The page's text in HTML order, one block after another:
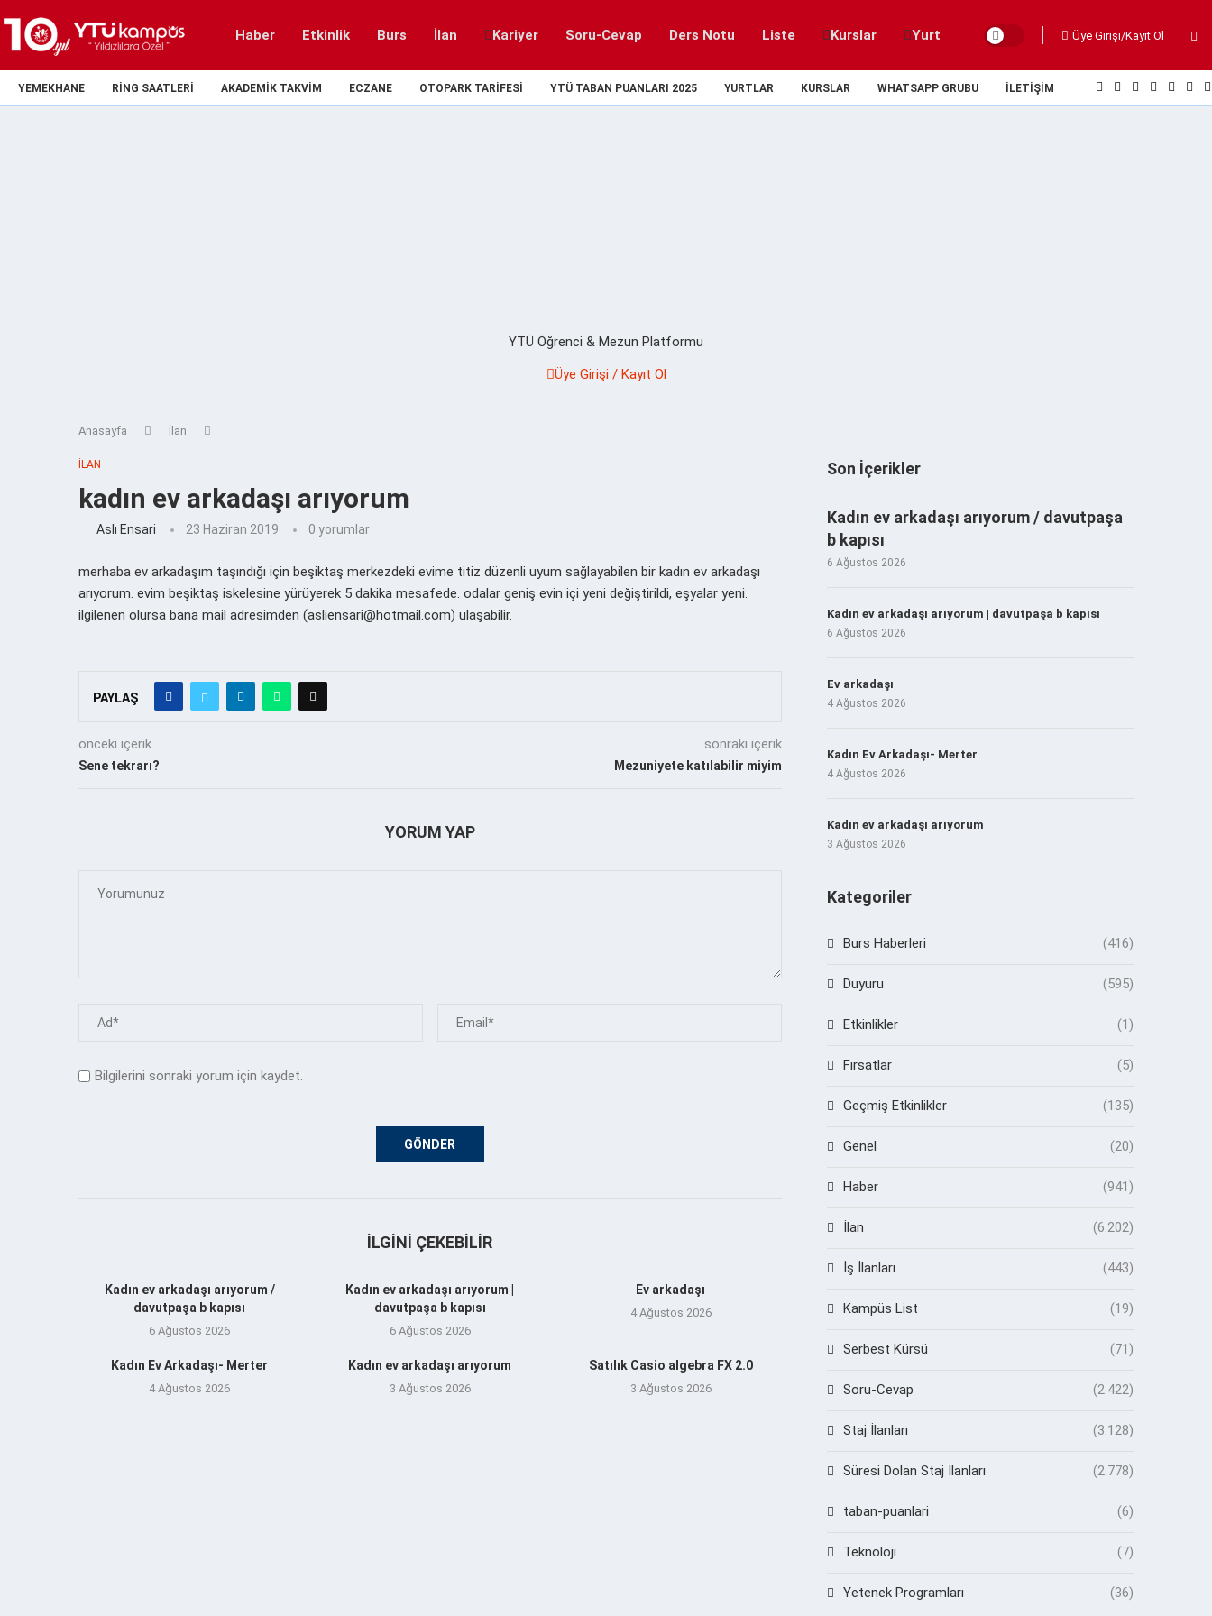
Haber Etkinlik Burs İlan Kariyer Soru-Cevap Ders Notu Liste Kurslar Yurt Üye Girişi/Kayıt Ol
YEMEKHANE RING SAATLERI AKADEMIK TAKVIM ECZANE OTOPARK TARIFESI YTÜ TABAN PUANLARI 2025 YURTLAR KURSLAR WHATSAPP GRUBU İLETIŞIM
YTÜ Öğrenci & Mezun Platformu
Üye Girişi / Kayıt Ol
Anasayfa İlan
İLAN
kadın ev arkadaşı arıyorum
Aslı Ensari 23 Haziran 2019 0 yorumlar
merhaba ev arkadaşım taşındığı için beşiktaş merkezdeki evime titiz düzenli uyum sağlayabilen bir kadın ev arkadaşı
arıyorum. evim beşiktaş iskelesine yürüyerek 5 dakika mesafede. odalar geniş evin içi yeni değiştirildi, eşyalar yeni.
ilgilenen olursa bana mail adresimden (asliensari@hotmail.com) ulaşabilir.
PAYLAŞ
önceki içerik
Sene tekrarı?
sonraki içerik
Mezuniyete katılabilir miyim
YORUM YAP
Bilgilerini sonraki yorum için kaydet.
İLGINI ÇEKEBILIR
Kadın ev arkadaşı arıyorum /
davutpaşa b kapısı
6 Ağustos 2026
Kadın ev arkadaşı arıyorum |
davutpaşa b kapısı
6 Ağustos 2026
Ev arkadaşı
4 Ağustos 2026
Kadın Ev Arkadaşı- Merter
4 Ağustos 2026
Kadın ev arkadaşı arıyorum
3 Ağustos 2026
Satılık Casio algebra FX 2.0
3 Ağustos 2026
Son İçerikler
Kadın ev arkadaşı arıyorum / davutpaşa
b kapısı
6 Ağustos 2026
Kadın ev arkadaşı arıyorum | davutpaşa b kapısı
6 Ağustos 2026
Ev arkadaşı
4 Ağustos 2026
Kadın Ev Arkadaşı- Merter
4 Ağustos 2026
Kadın ev arkadaşı arıyorum
3 Ağustos 2026
Kategoriler
Burs Haberleri (416)
Duyuru (595)
Etkinlikler (1)
Fırsatlar (5)
Geçmiş Etkinlikler (135)
Genel (20)
Haber (941)
İlan (6.202)
İş İlanları (443)
Kampüs List (19)
Serbest Kürsü (71)
Soru-Cevap (2.422)
Staj İlanları (3.128)
Süresi Dolan Staj İlanları (2.778)
taban-puanlari (6)
Teknoloji (7)
Yetenek Programları (36)